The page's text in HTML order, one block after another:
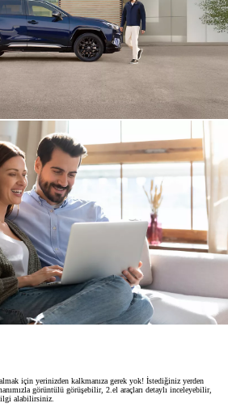
için yerinizden kalkmanıza gerek yok! İstediğiniz yerden
görüntülü görüşebilir, 2.el araçları detaylı inceleyebilir,
alabilirsiniz.